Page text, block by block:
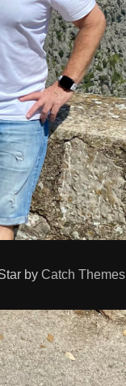
by Catch Themes